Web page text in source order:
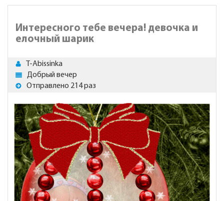
Интересного тебе вечера! девочка и
елочный шарик
T-Abissinka
Добрый вечер
Отправлено 214 раз